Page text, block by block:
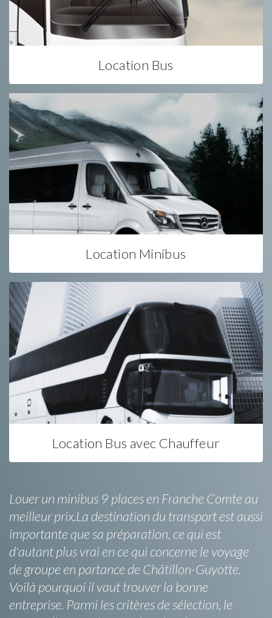
Location Bus
Location Minibus
Location Bus avec Chauffeur
Louer un minibus 9 places en Franche Comte au
meilleur prix.La destination du transport est aussi
importante que sa préparation, ce qui est
d'autant plus vrai en ce qui concerne le voyage
de groupe en partance de Châtillon-Guyotte.
Voilà pourquoi il vaut trouver la bonne
entreprise. Parmi les critères de sélection, le